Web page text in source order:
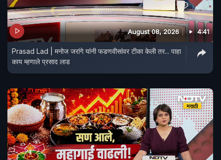
August 08, 2026 4:41
Prasad Lad | मनोज जरांगे यांनी फडणवीसांवर टीका केली तर... पाहा
काय म्हणाले प्रसाद लाड